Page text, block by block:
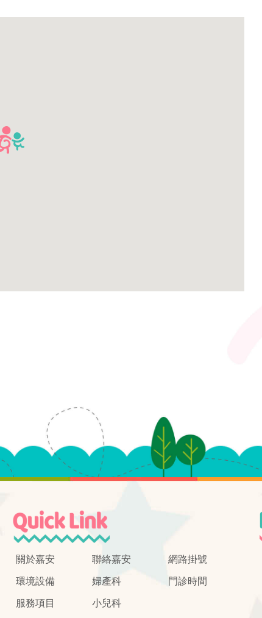
關於嘉安
環境設備
服務項目
聯絡嘉安
婦產科
小兒科
網路掛號
門診時間